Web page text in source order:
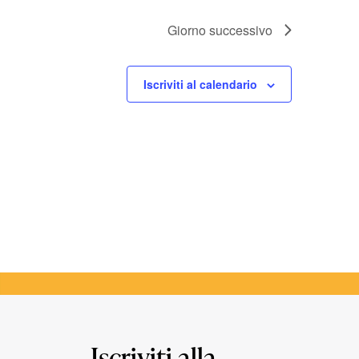
Giorno successivo
Iscriviti al calendario